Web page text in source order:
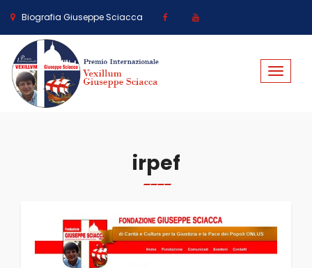
Biografia Giuseppe Sciacca
Toggle
irpef